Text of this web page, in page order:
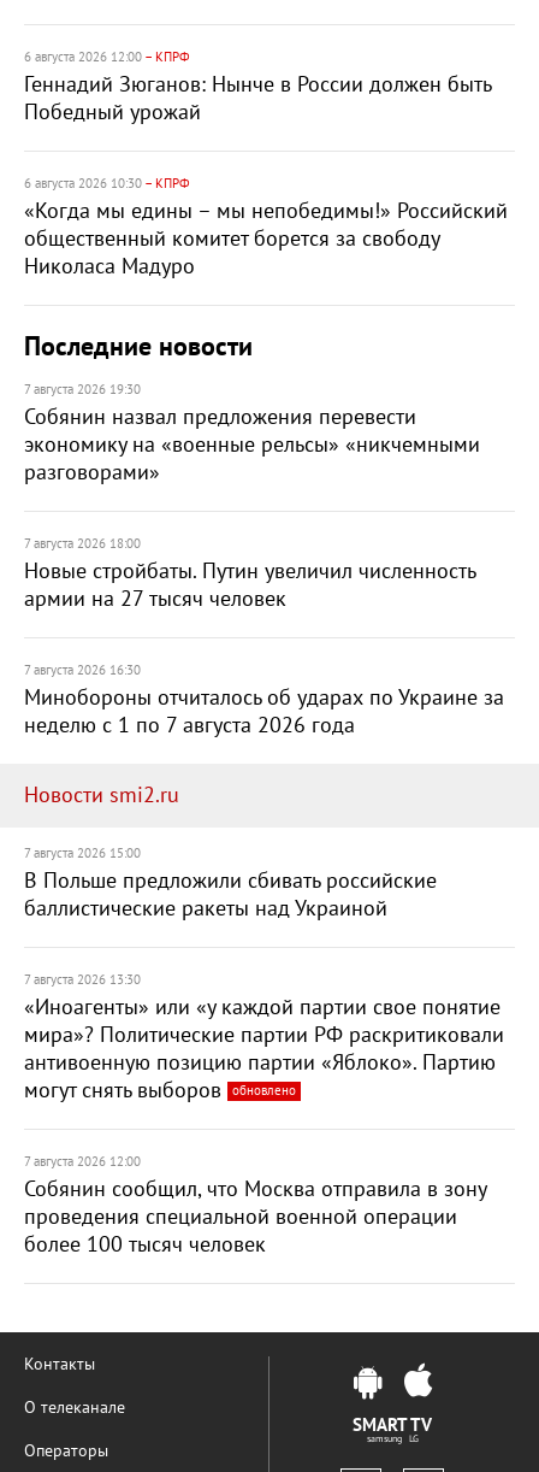
6 августа 2026 12:00 – КПРФ
Геннадий Зюганов: Нынче в России должен быть
Победный урожай
6 августа 2026 10:30 – КПРФ
«Когда мы едины – мы непобедимы!» Российский
общественный комитет борется за свободу
Николаса Мадуро
Последние новости
7 августа 2026 19:30
Собянин назвал предложения перевести
экономику на «военные рельсы» «никчемными
разговорами»
7 августа 2026 18:00
Новые стройбаты. Путин увеличил численность
армии на 27 тысяч человек
7 августа 2026 16:30
Минобороны отчиталось об ударах по Украине за
неделю с 1 по 7 августа 2026 года
Новости smi2.ru
7 августа 2026 15:00
В Польше предложили сбивать российские
баллистические ракеты над Украиной
7 августа 2026 13:30
«Иноагенты» или «у каждой партии свое понятие
мира»? Политические партии РФ раскритиковали
антивоенную позицию партии «Яблоко». Партию
могут снять выборов
обновлено
7 августа 2026 12:00
Собянин сообщил, что Москва отправила в зону
проведения специальной военной операции
более 100 тысяч человек
Контакты
О телеканале
Операторы
SMART TV
samsung LG